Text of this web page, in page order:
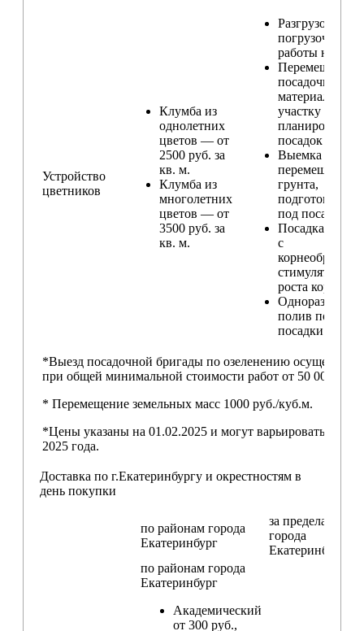
Устройство
цветников
Клумба из
однолетних
цветов — от
2500 руб. за
кв. м.
Клумба из
многолетних
цветов — от
3500 руб. за
кв. м.
Разгрузо-
погрузочные
работы на
Перемещение
посадочного
материала по
участку и
планирование
посадок
Выемка и
перемещение
грунта,
подготовка
под посадку
Посадка
с
стимулятором
роста корней
Одноразовый
полив после
посадки
*Выезд посадочной бригады по озеленению
при общей минимальной стоимости работ от 50 000,00
* Перемещение земельных масс 1000 руб./куб.м.
*Цены указаны на 01.02.2025 и могут варьироваться
2025 года.
Доставка по г.Екатеринбургу и окрестностям в
день покупки
по районам города
Екатеринбург
за пределами
города
Екатеринбург
по районам города
Екатеринбург
Академический
от 300 руб.,